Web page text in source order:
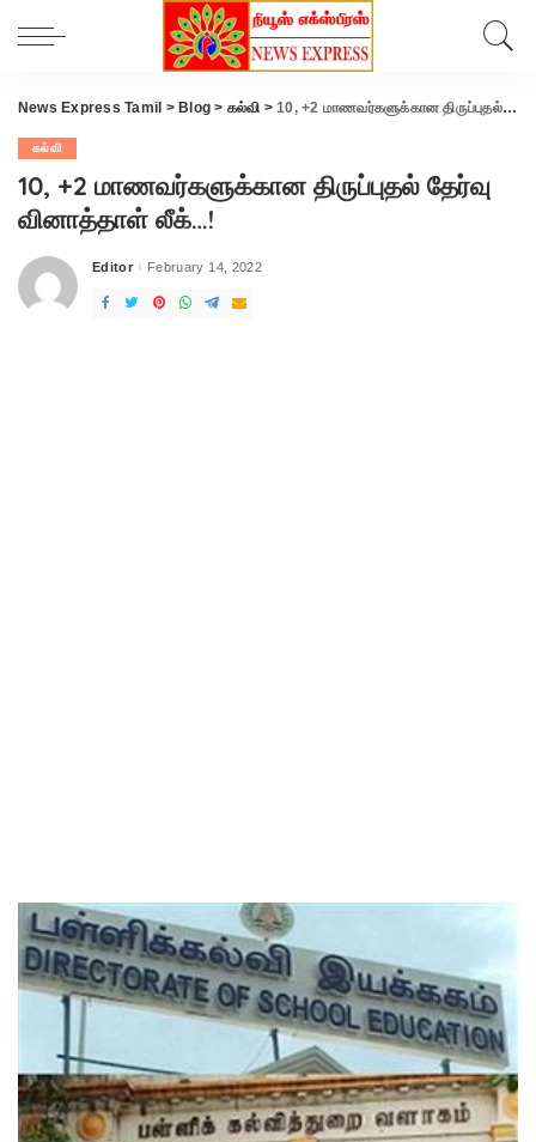
News Express Tamil > Blog > கல்வி >10, +2 மாணவர்களுக்கான திருப்புதல் தேர்வு வினாத்தாள் லீக்…!
கல்வி
10, +2 மாணவர்களுக்கான திருப்புதல் தேர்வு
வினாத்தாள் லீக்…!
Posted
Editor February 14, 2022